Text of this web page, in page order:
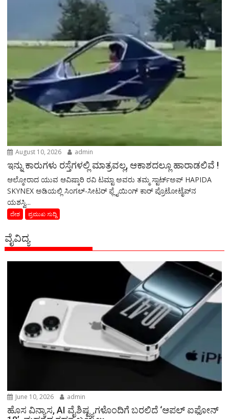
August 10, 2026 admin
ಇನ್ನು ಕಾರುಗಳು ರಸ್ತೆಗಳಲ್ಲಿ ಮಾತ್ರವಲ್ಲ, ಆಕಾಶದಲ್ಲೂ ಹಾರಾಡಲಿವೆ !
ಆಲ್ಮೋರಾದ ಯುವ ಆವಿಷ್ಕಾರಿ ರವಿ ಟಮ್ಟಾ ಅವರು ತಮ್ಮ ಸ್ಟಾರ್ಟ್ಅಪ್ HAPIDA
SKYNEX ಅಡಿಯಲ್ಲಿ ಸಿಂಗಲ್-ಸೀಟರ್ ಫ್ಲೈಯಿಂಗ್ ಕಾರ್ ಪ್ರೊಟೋಟೈಪ್‌ನ
ಯಶಸ್ವಿ...
ದೇಶ ಪ್ರಮುಖ ಸುದ್ದಿ
ವೈವಿದ್ಯ
June 10, 2026 admin
ಹೊಸ ವಿನ್ಯಾಸ, AI ವೈಶಿಷ್ಟ್ಯಗಳೊಂದಿಗೆ ಬರಲಿದೆ ‘ಆಪಲ್ ಐಫೋನ್